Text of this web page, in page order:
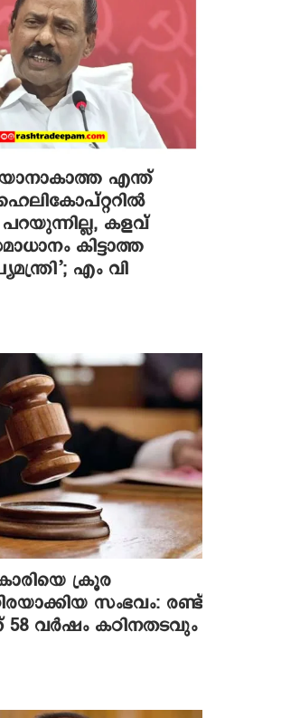
എന്ത്
കളവ്
കിട്ടാത്ത
എം വി
ക്രൂര
സംഭവം: രണ്ട്
വർഷം കഠിനതടവും